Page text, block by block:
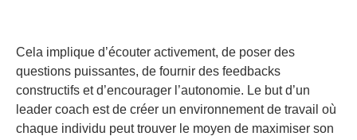
Cela implique d’écouter activement, de poser des
questions puissantes, de fournir des feedbacks
constructifs et d’encourager l’autonomie. Le but d’un
leader coach est de créer un environnement de travail où
chaque individu peut trouver le moyen de maximiser son